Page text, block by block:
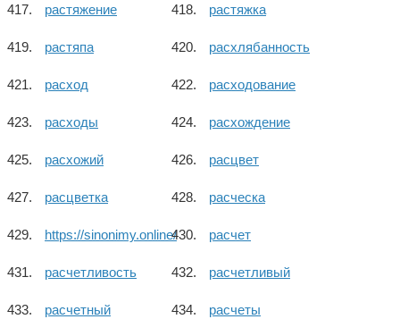
растяжение растяжка
растяпа расхлябанность
расход расходование
расходы расхождение
расхожий расцвет
расцветка расческа
https://sinonimy.online/ расчет
расчетливость расчетливый
расчетный расчеты